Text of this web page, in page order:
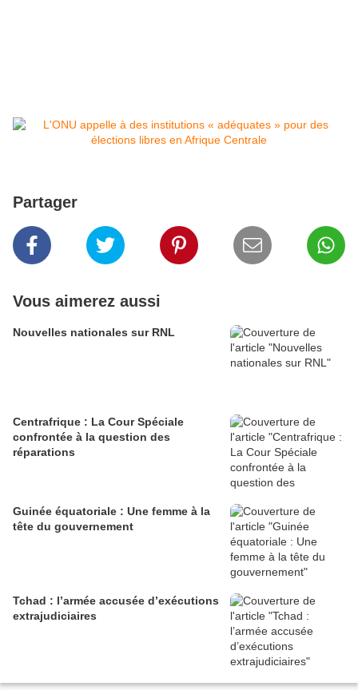
Partager
Vous aimerez aussi
Nouvelles nationales sur RNL
Centrafrique : La Cour Spéciale
confrontée à la question des
réparations
Guinée équatoriale : Une femme à la
tête du gouvernement
Tchad : l’armée accusée d’exécutions
extrajudiciaires